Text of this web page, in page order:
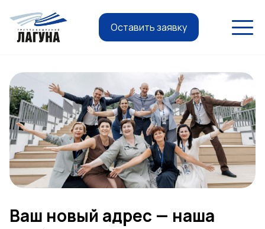
Оставить заявку
Ваш новый адрес — наша